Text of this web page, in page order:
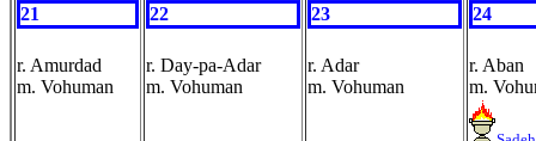
21
r. Amurdad
m. Vohuman
22
r. Day-pa-Adar
m. Vohuman
23
r. Adar
m. Vohuman
24
r. Aban
m.